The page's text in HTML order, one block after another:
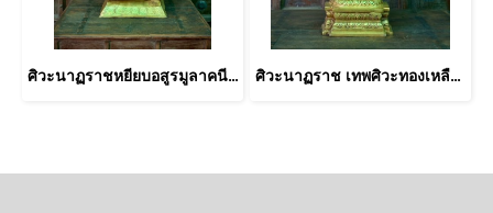
ศิวะนาฏราชหยียบอสูรมูลาคนีทองเหลืององค์ใหญ่ ศิวะนาฏราช เทพศิวะทองเหลืองสีทองสวยอร่าม